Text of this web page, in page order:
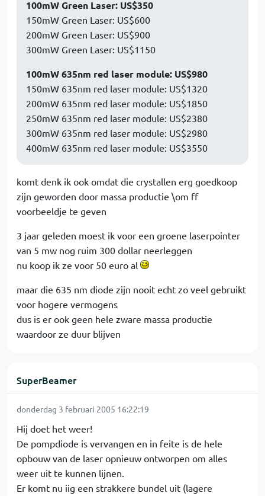
100mW Green Laser: US$350
150mW Green Laser: US$600
200mW Green Laser: US$900
300mW Green Laser: US$1150
100mW 635nm red laser module: US$980
150mW 635nm red laser module: US$1320
200mW 635nm red laser module: US$1850
250mW 635nm red laser module: US$2380
300mW 635nm red laser module: US$2980
400mW 635nm red laser module: US$3550
komt denk ik ook omdat die crystallen erg goedkoop
zijn geworden door massa productie \om ff
voorbeeldje te geven
3 jaar geleden moest ik voor een groene laserpointer
van 5 mw nog ruim 300 dollar neerleggen
nu koop ik ze voor 50 euro al
maar die 635 nm diode zijn nooit echt zo veel gebruikt
voor hogere vermogens
dus is er ook geen hele zware massa productie
waardoor ze duur blijven
SuperBeamer
donderdag 3 februari 2005 16:22:19
Hij doet het weer!
De pompdiode is vervangen en in feite is de hele
opbouw van de laser opnieuw ontworpen om alles
weer uit te kunnen lijnen.
Er komt nu iig een strakkere bundel uit (lagere